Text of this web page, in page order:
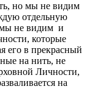
но мы не видим
отдельную
мы не видим и
которые
его в прекрасный
на нить, не
Личности,
на